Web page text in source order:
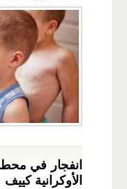
انفجار في
الأوكرانية كييف